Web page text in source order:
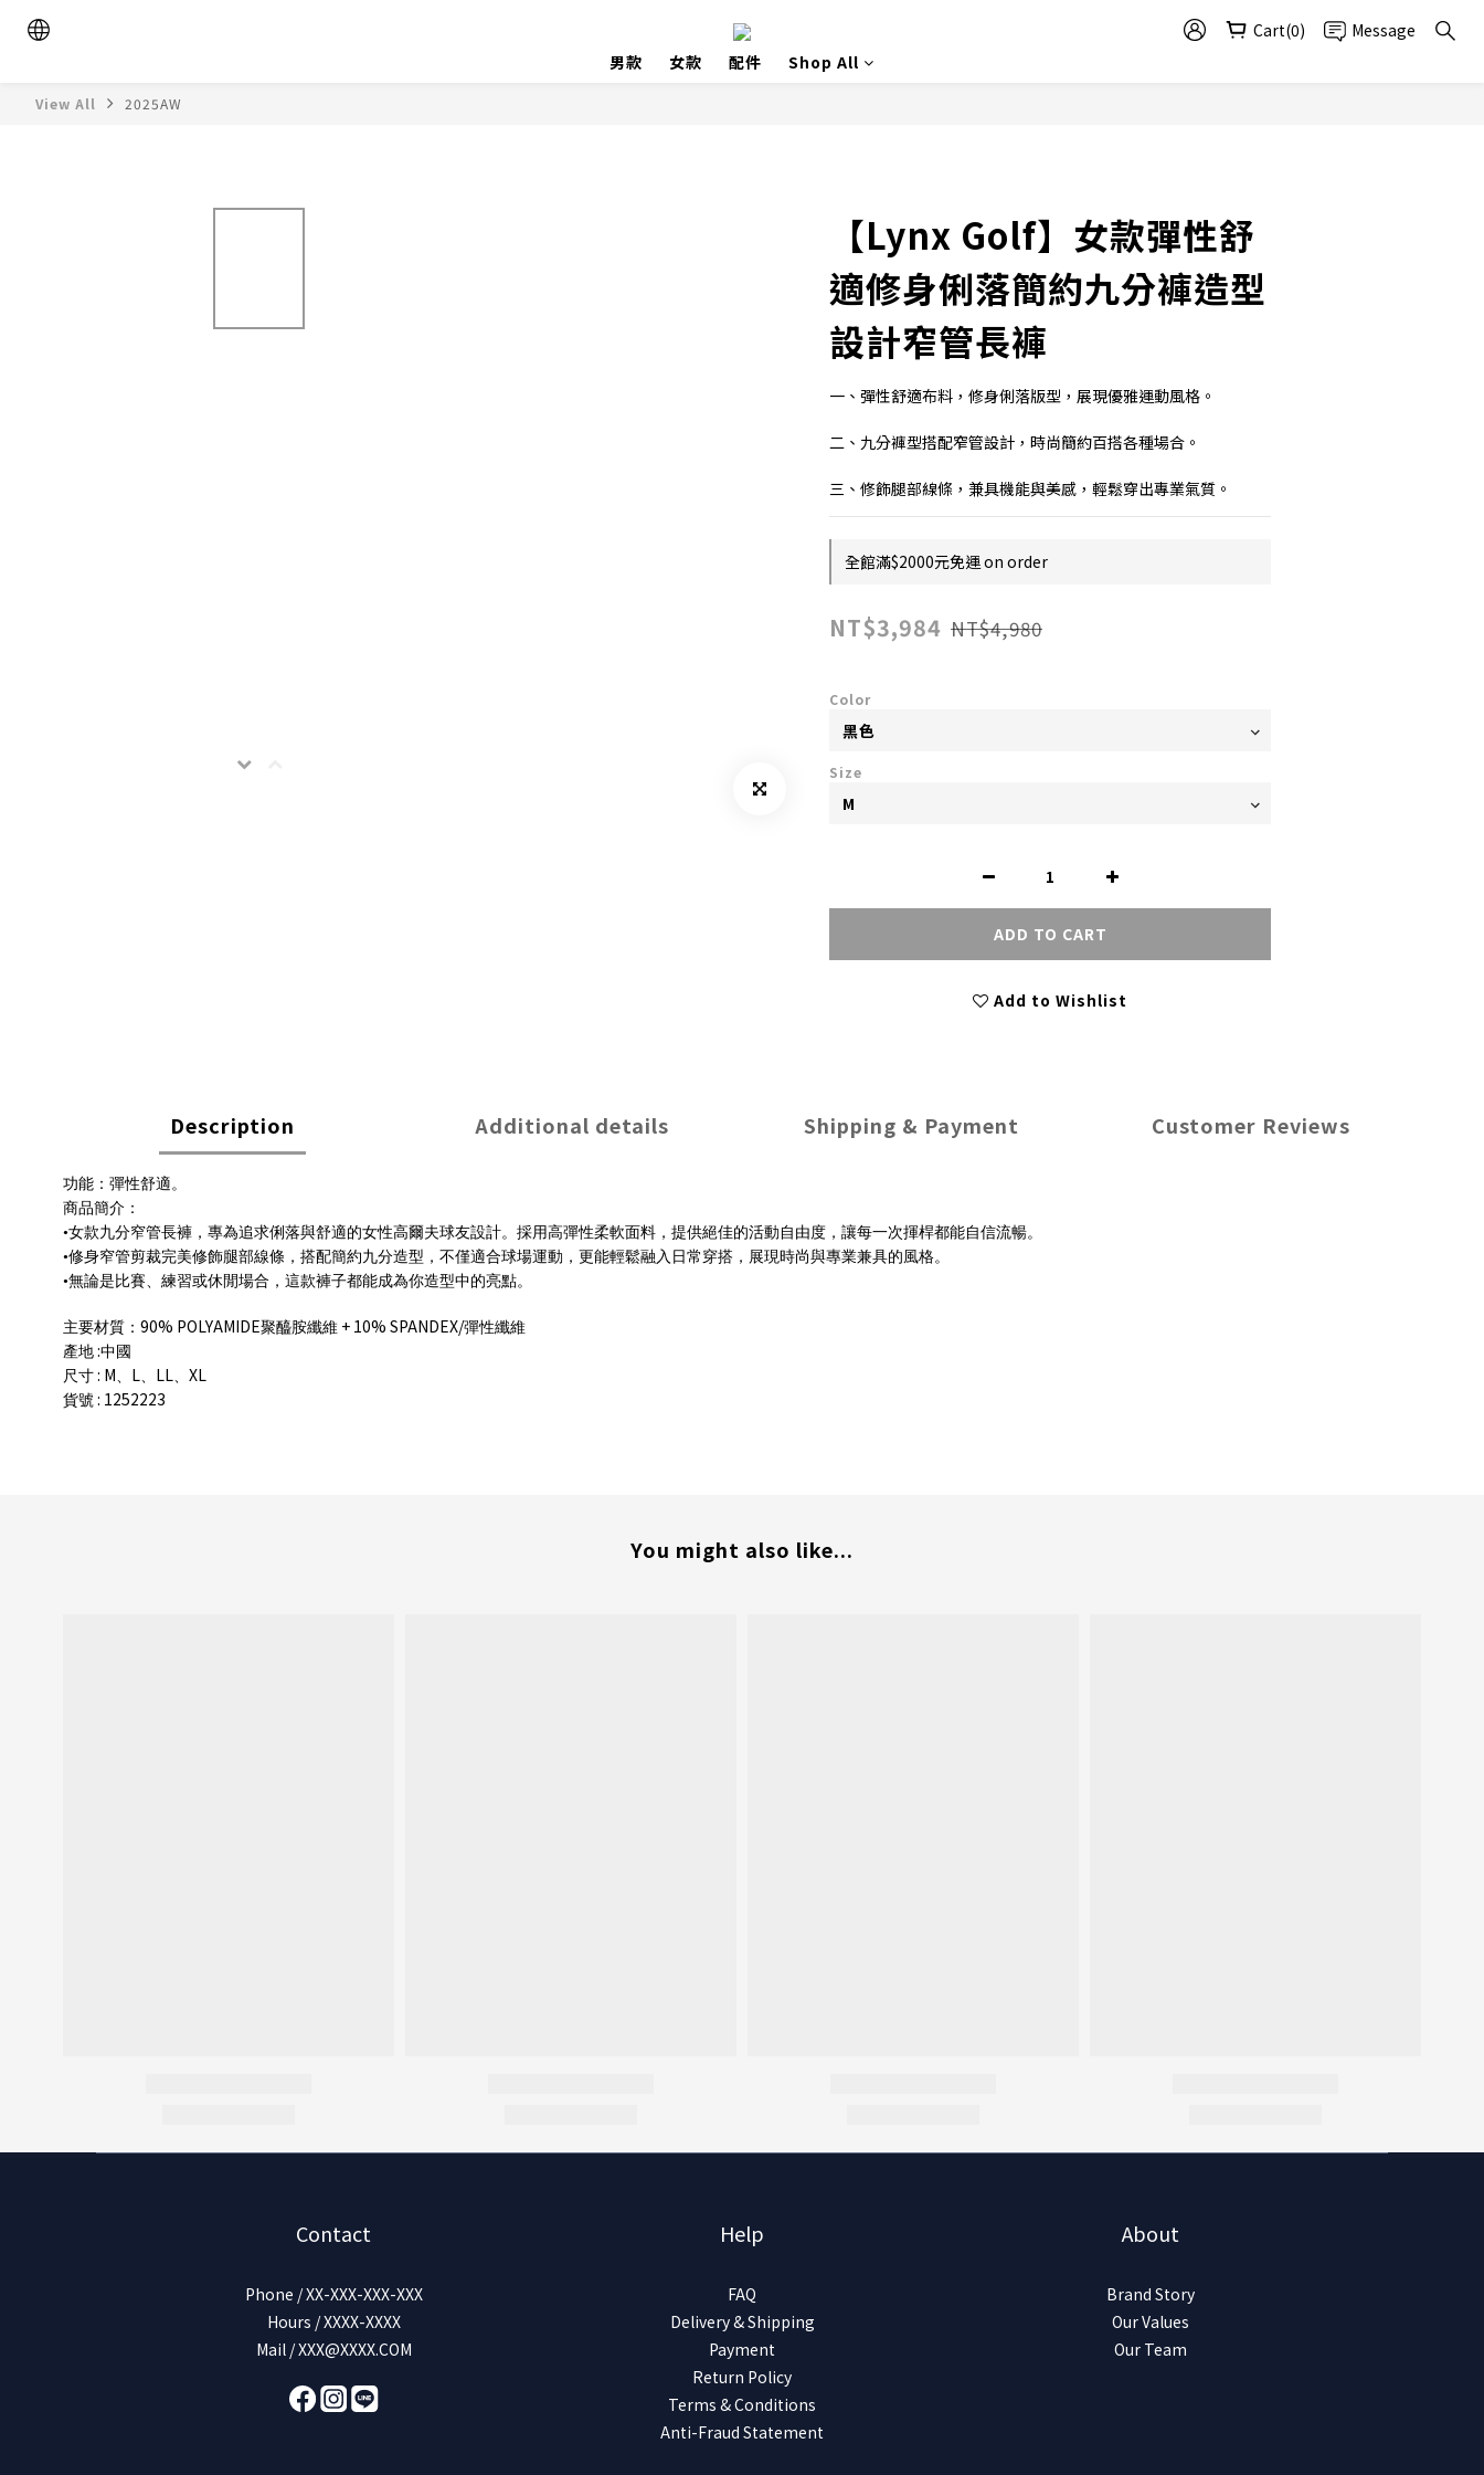
Cart(0)
Message
男款
女款 配件 Shop All
View All 2025AW
【Lynx Golf】女款彈性舒
適修身俐落簡約九分褲造型
設計窄管長褲
一、彈性舒適布料，修身俐落版型，展現優雅運動風格。
二、九分褲型搭配窄管設計，時尚簡約百搭各種場合。
三、修飾腿部線條，兼具機能與美感，輕鬆穿出專業氣質。
全館滿$2000元免運 on order
NT$3,984 NT$4,980
Color
Size
ADD TO CART
Add to Wishlist
Description Additional details Shipping & Payment Customer Reviews
功能：彈性舒適。
商品簡介：
•女款九分窄管長褲，專為追求俐落與舒適的女性高爾夫球友設計。採用高彈性柔軟面料，提供絕佳的活動自由度，讓每一次揮桿都能自信流暢。
•修身窄管剪裁完美修飾腿部線條，搭配簡約九分造型，不僅適合球場運動，更能輕鬆融入日常穿搭，展現時尚與專業兼具的風格。
•無論是比賽、練習或休閒場合，這款褲子都能成為你造型中的亮點。
主要材質： 90% POLYAMIDE聚醯胺纖維 + 10% SPANDEX/彈性纖維
產地 :中國
尺寸 : M、 L、 LL、 XL
貨號 : 1252223
You might also like...
Contact
Phone / XX-XXX-XXX-XXX
Hours / XXXX-XXXX
Mail / XXX@XXXX.COM
Help
FAQ
Delivery & Shipping
Payment
Return Policy
Terms & Conditions
Anti-Fraud Statement
About
Brand Story
Our Values
Our Team